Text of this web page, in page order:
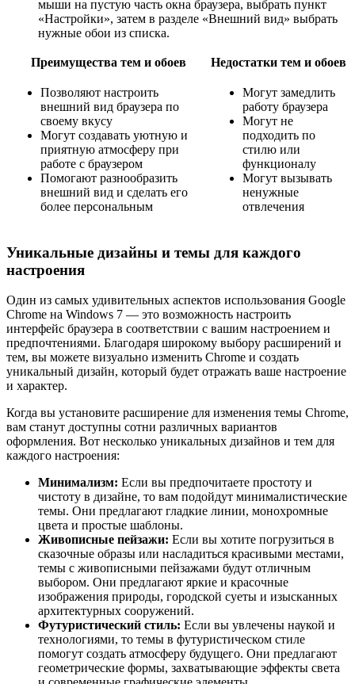
мыши на пустую часть окна браузера, выбрать пункт
«Настройки», затем в разделе «Внешний вид» выбрать
нужные обои из списка.
Преимущества тем и обоев Недостатки тем и обоев
Позволяют настроить
внешний вид браузера по
своему вкусу
Могут создавать уютную и
приятную атмосферу при
работе с браузером
Помогают разнообразить
внешний вид и сделать его
более персональным
Могут замедлить
работу браузера
Могут не
подходить по
стилю или
функционалу
Могут вызывать
ненужные
отвлечения
Уникальные дизайны и темы для каждого
настроения
Один из самых удивительных аспектов использования Google
Chrome на Windows 7 — это возможность настроить
интерфейс браузера в соответствии с вашим настроением и
предпочтениями. Благодаря широкому выбору расширений и
тем, вы можете визуально изменить Chrome и создать
уникальный дизайн, который будет отражать ваше настроение
и характер.
Когда вы установите расширение для изменения темы Chrome,
вам станут доступны сотни различных вариантов
оформления. Вот несколько уникальных дизайнов и тем для
каждого настроения:
Минимализм: Если вы предпочитаете простоту и
чистоту в дизайне, то вам подойдут минималистические
темы. Они предлагают гладкие линии, монохромные
цвета и простые шаблоны.
Живописные пейзажи: Если вы хотите погрузиться в
сказочные образы или насладиться красивыми местами,
темы с живописными пейзажами будут отличным
выбором. Они предлагают яркие и красочные
изображения природы, городской суеты и изысканных
архитектурных сооружений.
Футуристический стиль: Если вы увлечены наукой и
технологиями, то темы в футуристическом стиле
помогут создать атмосферу будущего. Они предлагают
геометрические формы, захватывающие эффекты света